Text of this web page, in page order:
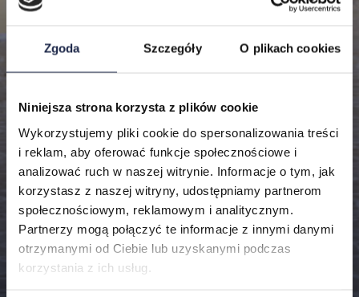
Zgoda Szczegóły O plikach cookies
Niniejsza strona korzysta z plików cookie
Wykorzystujemy pliki cookie do spersonalizowania treści
i reklam, aby oferować funkcje społecznościowe i
analizować ruch w naszej witrynie. Informacje o tym, jak
korzystasz z naszej witryny, udostępniamy partnerom
społecznościowym, reklamowym i analitycznym.
Partnerzy mogą połączyć te informacje z innymi danymi
otrzymanymi od Ciebie lub uzyskanymi podczas
korzystania z ich usług.
Lokalizacje
Mieszkania
O nas
FAQ